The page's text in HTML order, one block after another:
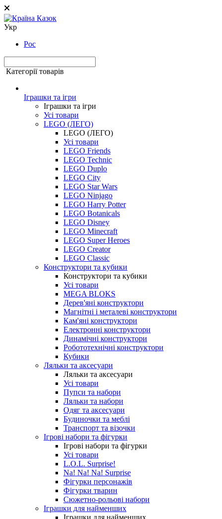
Укр
Рос
Категорії товарів
Іграшки та ігри
Іграшки та ігри
Усі товари
LEGO (ЛЕГО)
LEGO (ЛЕГО)
Усі товари
LEGO Friends
LEGO Technic
LEGO Duplo
LEGO City
LEGO Star Wars
LEGO Ninjago
LEGO Harry Potter
LEGO Botanicals
LEGO Disney
LEGO Minecraft
LEGO Super Heroes
LEGO Creator
LEGO Classic
Конструктори та кубики
Конструктори та кубики
Усі товари
MEGA BLOKS
Дерев'яні конструктори
Магнітні і металеві конструктори
Кам'яні конструктори
Електронні конструктори
Динамічні конструктори
Робототехнічні конструктори
Кубики
Ляльки та аксесуари
Ляльки та аксесуари
Усі товари
Пупси та набори
Ляльки та набори
Одяг та аксесуари
Будиночки та меблі
Транспорт та візочки
Ігрові набори та фігурки
Ігрові набори та фігурки
Усі товари
L.O.L. Surprise!
Na! Na! Na! Surprise
Фігурки персонажів
Фігурки тварин
Сюжетно-рольові набори
Іграшки для найменших
Іграшки для найменших